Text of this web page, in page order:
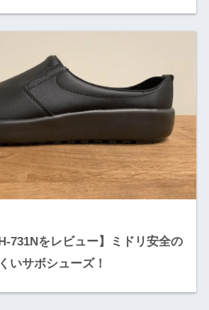
731Nをレビュー】ミドリ安全の
いサボシューズ！